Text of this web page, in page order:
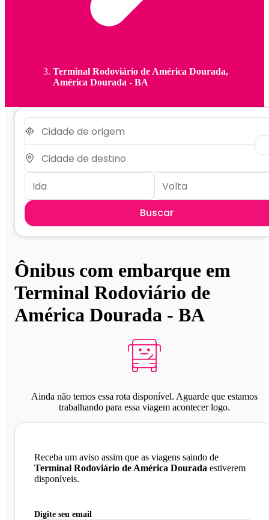
Terminal Rodoviário de América Dourada,
América Dourada - BA
Buscar
Ônibus com embarque em
Terminal Rodoviário de
América Dourada - BA
Ainda não temos essa rota disponível. Aguarde que estamos
trabalhando para essa viagem acontecer logo.
Receba um aviso assim que as viagens saindo de
Terminal Rodoviário de América Dourada estiverem
disponíveis.
Digite seu email